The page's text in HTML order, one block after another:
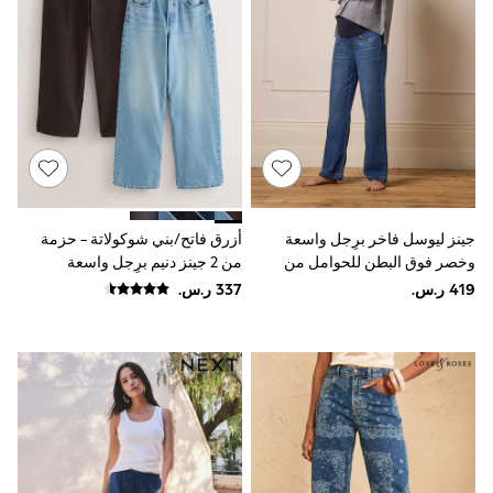
Baker by Ted Baker
Boden
Lipsy
Love & Roses
Mint Velvet
Monsoon
River Island
SCHOOWEAR
All Boys Schoolwear
Shoes
Shorts
Shirts
Socks
Multipacks
All Boys Sport & Swimwear
Trainers & Pumps
Swimwear
Tops
جينز ليوسل فاخر برِجل واسعة
وخصر فوق البطن للحوامل من
Seraphine
أزرق فاتح/بني شوكولاتة - حزمة
من 2 جينز دنيم برِجل واسعة